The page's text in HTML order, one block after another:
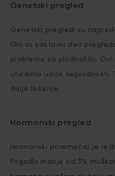
Genetski pregled
Genetski pregledi su
Oni su sastavni deo
probleme sa plodnošću.
utvrdimo uzrok neplodnosti.
dalje lečenje.
Hormonski pregled
Hormonski poremećaj je
Pogađa manje od 3%